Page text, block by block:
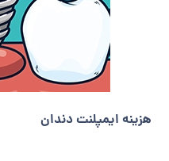
هزینه ایمپلنت دندان